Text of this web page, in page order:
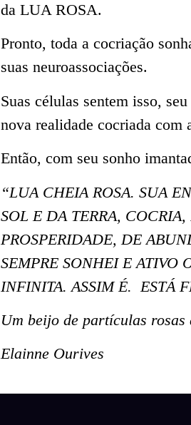
da LUA ROSA.
Pronto, toda a cocriação
suas neuroassociações.
Suas células sentem isso, seu
nova realidade cocriada
Então, com seu sonho
“LUA CHEIA ROSA. SUA
SOL E DA TERRA,
PROSPERIDADE, DE
SEMPRE SONHEI E ATIVO
INFINITA. ASSIM É. ESTÁ
Um beijo de partículas
Elainne Ourives